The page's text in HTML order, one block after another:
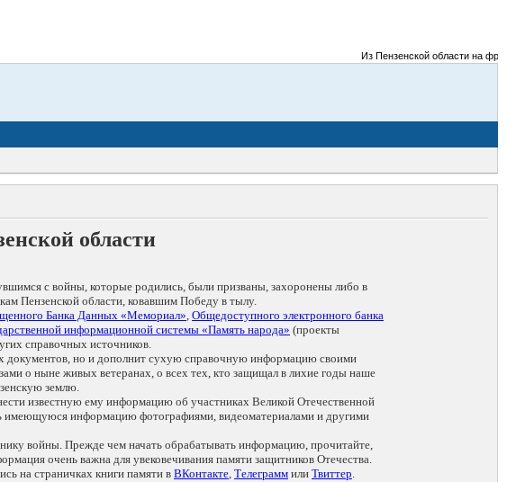
Из Пензенской области на фронты
области
с войны, которые родились, были призваны, захоронены либо в
Пензенской области, ковавшим Победу в тылу.
Банка Данных «Мемориал», Общедоступного электронного банка
информационной системы «Память народа» (проекты
справочных источников.
документов, но и дополнит сухую справочную информацию своими
о ныне живых ветеранах, о всех тех, кто защищал в лихие годы наше
землю.
известную ему информацию об участниках Великой Отечественной
имеющуюся информацию фотографиями, видеоматериалами и другими
войны. Прежде чем начать обрабатывать информацию, прочитайте,
очень важна для увековечивания памяти защитников Отечества.
на страничках книги памяти в ВКонтакте, Телеграмм или Твиттер.